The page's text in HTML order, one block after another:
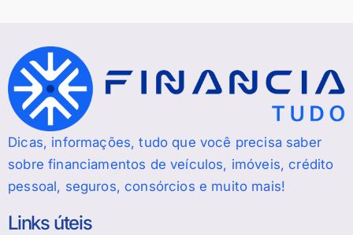
Dicas, informações, tudo que você precisa saber
sobre financiamentos de veículos, imóveis, crédito
pessoal, seguros, consórcios e muito mais!
Links úteis